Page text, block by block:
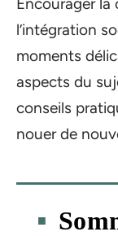
l’intégration
moments
aspects du
conseils
nouer de